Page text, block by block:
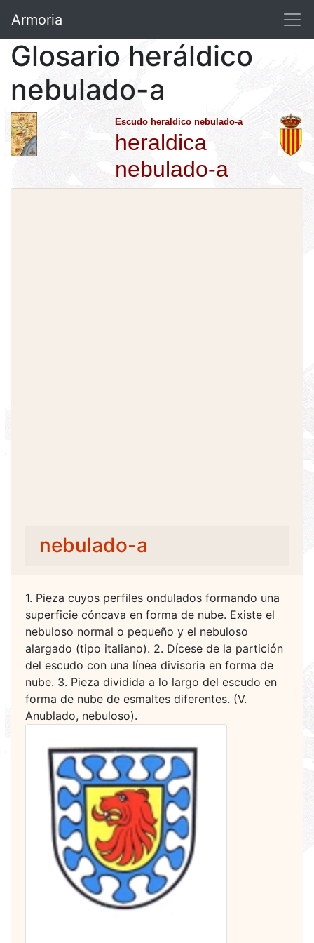
Armoria
Glosario heráldico
nebulado-a
Escudo heraldico nebulado-a
heraldica
nebulado-a
nebulado-a
1. Pieza cuyos perfiles ondulados formando una
superficie cóncava en forma de nube. Existe el
nebuloso normal o pequeño y el nebuloso
alargado (tipo italiano). 2. Dícese de la partición
del escudo con una línea divisoria en forma de
nube. 3. Pieza dividida a lo largo del escudo en
forma de nube de esmaltes diferentes. (V.
Anublado, nebuloso).